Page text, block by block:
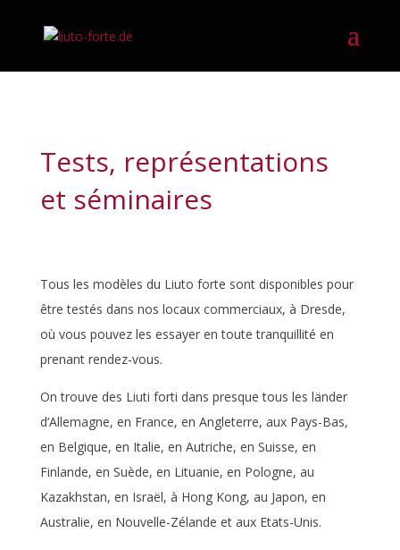
Tests, représentations
et séminaires
Tous les modèles du Liuto forte sont disponibles pour
être testés dans nos locaux commerciaux, à Dresde,
où vous pouvez les essayer en toute tranquillité en
prenant rendez-vous.
On trouve des Liuti forti dans presque tous les länder
d’Allemagne, en France, en Angleterre, aux Pays-Bas,
en Belgique, en Italie, en Autriche, en Suisse, en
Finlande, en Suède, en Lituanie, en Pologne, au
Kazakhstan, en Israël, à Hong Kong, au Japon, en
Australie, en Nouvelle-Zélande et aux Etats-Unis.